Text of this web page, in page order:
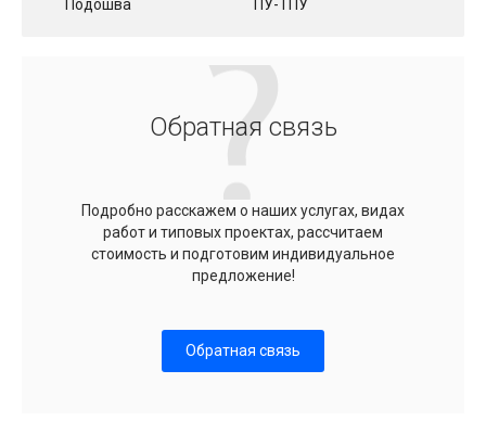
Подошва ПУ-ТПУ
Обратная связь
Подробно расскажем о наших услугах, видах
работ и типовых проектах, рассчитаем
стоимость и подготовим индивидуальное
предложение!
Обратная связь